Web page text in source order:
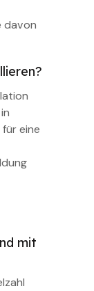
davon
eine
mit